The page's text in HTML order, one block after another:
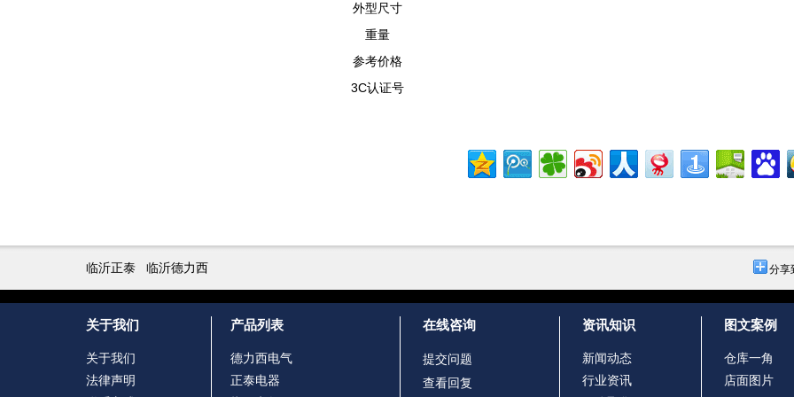
外型尺寸
重量
参考价格
3C认证号
临沂正泰 临沂德力西 分享
关于我们
关于我们
法律声明
产品列表
德力西电气
正泰电器
在线咨询
提交问题
查看回复
资讯知识
新闻动态
行业资讯
图文案例
仓库一角
店面图片